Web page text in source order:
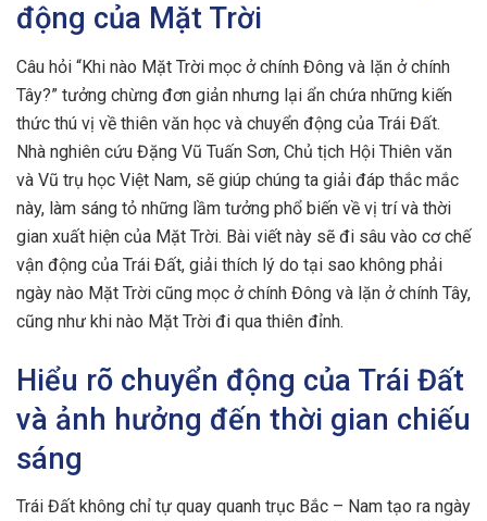
động của Mặt Trời
Câu hỏi “Khi nào Mặt Trời mọc ở chính Đông và lặn ở chính
Tây?” tưởng chừng đơn giản nhưng lại ẩn chứa những kiến
thức thú vị về thiên văn học và chuyển động của Trái Đất.
Nhà nghiên cứu Đặng Vũ Tuấn Sơn, Chủ tịch Hội Thiên văn
và Vũ trụ học Việt Nam, sẽ giúp chúng ta giải đáp thắc mắc
này, làm sáng tỏ những lầm tưởng phổ biến về vị trí và thời
gian xuất hiện của Mặt Trời. Bài viết này sẽ đi sâu vào cơ chế
vận động của Trái Đất, giải thích lý do tại sao không phải
ngày nào Mặt Trời cũng mọc ở chính Đông và lặn ở chính Tây,
cũng như khi nào Mặt Trời đi qua thiên đỉnh.
Hiểu rõ chuyển động của Trái Đất
và ảnh hưởng đến thời gian chiếu
sáng
Trái Đất không chỉ tự quay quanh trục Bắc – Nam tạo ra ngày